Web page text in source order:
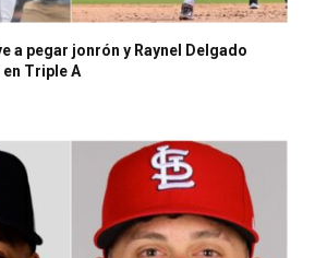
a pegar jonrón y Raynel Delgado
Triple A